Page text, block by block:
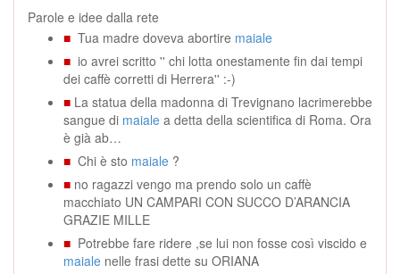
Parole e idee dalla rete
■ Tua madre doveva abortire maiale
■ io avrei scritto '' chi lotta onestamente fin dai tempi
dei caffè corretti di Herrera'' :-)
■ La statua della madonna di Trevignano lacrimerebbe
sangue di maiale a detta della scientifica di Roma. Ora
è già ab…
■ Chi è sto maiale ?
■ no ragazzi vengo ma prendo solo un caffè
macchiato UN CAMPARI CON SUCCO D’ARANCIA
GRAZIE MILLE
■ Potrebbe fare ridere ,se lui non fosse così viscido e
maiale nelle frasi dette su ORIANA